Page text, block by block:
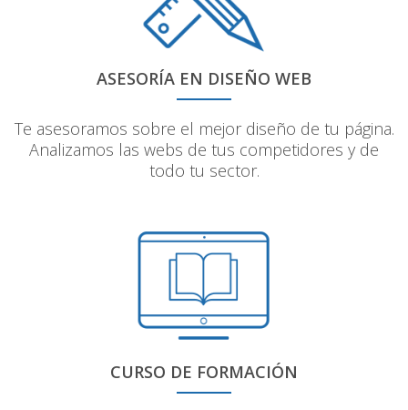
ASESORÍA EN DISEÑO WEB
Te asesoramos sobre el mejor diseño de tu página.
Analizamos las webs de tus competidores y de
todo tu sector.
CURSO DE FORMACIÓN